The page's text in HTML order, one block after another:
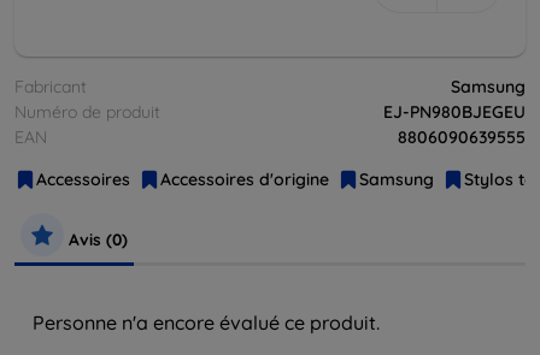
Fabricant
Samsung
Numéro de produit
EJ-PN980BJEGEU
EAN
8806090639555
Accessoires
Accessoires d'origine Samsung Stylos
Avis (0)
Personne n'a encore évalué ce produit.